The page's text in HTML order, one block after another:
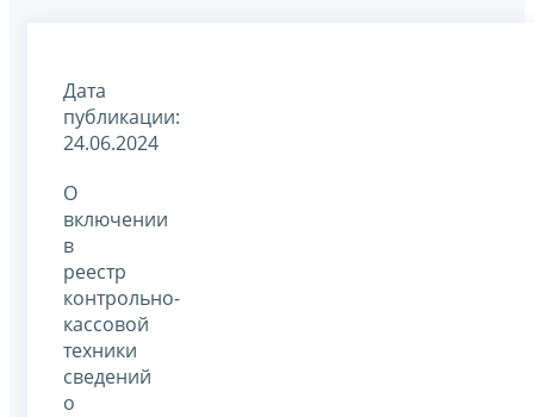
Дата
публикации:
24.06.2024
О
включении
в
реестр
контрольно-
кассовой
техники
сведений
о